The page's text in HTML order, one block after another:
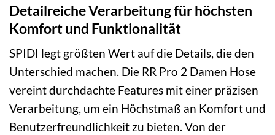
Detailreiche Verarbeitung für höchsten
Komfort und Funktionalität
SPIDI legt größten Wert auf die Details, die den
Unterschied machen. Die RR Pro 2 Damen Hose
vereint durchdachte Features mit einer präzisen
Verarbeitung, um ein Höchstmaß an Komfort und
Benutzerfreundlichkeit zu bieten. Von der